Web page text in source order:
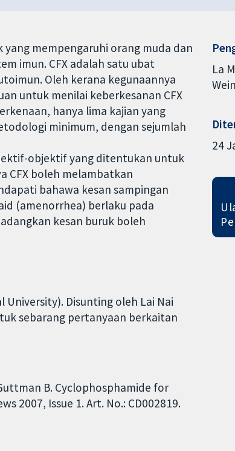
yang mempengaruhi orang muda dan
imun. CFX adalah satu ubat
Oleh kerana kegunaannya
untuk menilai keberkesanan CFX
hanya lima kajian yang
minimum, dengan sejumlah
objektif yang ditentukan untuk
CFX boleh melambatkan
bahawa kesan sampingan
(amenorrhea) berlaku pada
kesan buruk boleh
Disunting oleh Lai Nai
sebarang pertanyaan berkaitan
B. Cyclophosphamide for
2007, Issue 1. Art. No.: CD002819.
La
24